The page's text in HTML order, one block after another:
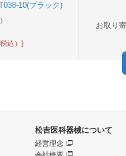
10(ブラック)
込）]
お取り
松吉医科器械について
経営理念